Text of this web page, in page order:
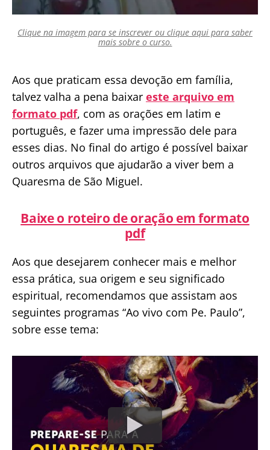
Clique na imagem para se inscrever ou clique aqui para saber
mais sobre o curso.
Aos que praticam essa devoção em família,
talvez valha a pena baixar este arquivo em
formato pdf, com as orações em latim e
português, e fazer uma impressão dele para
esses dias. No final do artigo é possível baixar
outros arquivos que ajudarão a viver bem a
Quaresma de São Miguel.
Baixe o roteiro de oração em formato
pdf
Aos que desejarem conhecer mais e melhor
essa prática, sua origem e seu significado
espiritual, recomendamos que assistam aos
seguintes programas “Ao vivo com Pe. Paulo”,
sobre esse tema: